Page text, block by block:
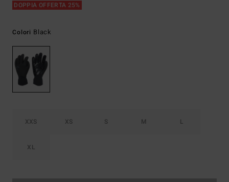
DOPPIA OFFERTA 25%
Colori Black
XXS XS S M L
XL